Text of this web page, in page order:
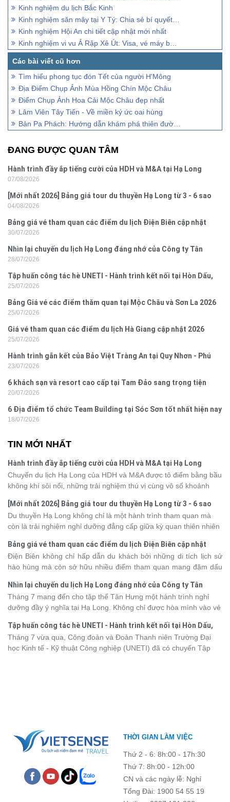
Kinh nghiệm du lịch Bắc Kinh
Kinh nghiệm săn mây tại Y Tý: Chia sẻ bí quyết thành công
Kinh nghiệm Hội An chi tiết cập nhật mới nhất
Kinh nghiệm vi vu Ả Rập Xê Út: Visa, vé máy bay, điểm thăm quan
Tìm hiểu phong tục đón Tết của người H'Mông
Địa Điểm Chụp Ảnh Mùa Hồng Chín Mộc Châu
Điểm Chụp Ảnh Hoa Cải Mộc Châu đẹp nhất
Lâm Viên Tây Tiến - Về miền ký ức oai hùng
Bản Pa Phách: Hướng dẫn khám phá thiên đường hoa
ĐANG ĐƯỢC QUAN TÂM
Hành trình đầy ắp tiếng cười của HDH và M&A tại Hạ Long
07/08/2026
[Mới nhất 2026] Bảng giá tour du thuyền Hạ Long từ 3 - 6 sao
04/08/2026
Bảng giá vé tham quan các điểm du lịch Điện Biên cập nhật
2026
30/07/2026
Nhìn lại chuyến du lịch Hạ Long đáng nhớ của Công ty Tân
Hưng 2026
28/07/2026
Tập huấn công tác hè UNETI - Hành trình kết nối tại Hòn Dấu,
Đồ Sơn
25/07/2026
Bảng Giá vé các điểm thăm quan tại Mộc Châu và Sơn La 2026
25/07/2026
Giá vé tham quan các điểm du lịch Hà Giang cập nhật 2026
25/07/2026
Hành trình gắn kết của Bảo Việt Tràng An tại Quy Nhơn - Phú
Yên
23/07/2026
6 khách sạn và resort cao cấp tại Tam Đảo sang trọng tiện
nghi
20/07/2026
6 Địa điểm tổ chức Team Building tại Sóc Sơn tốt nhất hiện nay
18/07/2026
TIN MỚI NHẤT
Hành trình đầy ắp tiếng cười của HDH và M&A tại Hạ Long
Chuyến du lịch Hạ Long của HDH và M&A được tô điểm bằng bầu
không khí sôi nổi, những trải nghiệm thú vị cùng vô số khoảnh
phút giây đồng hành bên nhau, tất cả đã tạo nên một chuyến đi
tràn đầy cảm xúc và dấu ấn khó quên.
[Mới nhất 2026] Bảng giá tour du thuyền Hạ Long từ 3 - 6 sao
Du thuyền Hạ Long không chỉ là một hành trình tham quan mà
còn là trải nghiệm nghỉ dưỡng đẳng cấp giữa kỳ quan thiên nhiên
khác nhau, khiến nhiều du khách băn khoăn khi lựa chọn. Bài viết
dưới đây sẽ cập nhật bảng giá tour du thuyền Hạ Long mới nhất
2026 từ 3 - 6 sao, giúp bạn dễ dàng so sánh và tìm được hành
trình phù hợp với nhu cầu cũng như ngân sách.
Bảng giá vé tham quan các điểm du lịch Điện Biên cập nhật
2026
Điện Biên không chỉ hấp dẫn du khách bởi những di tích lịch sử
hào hùng mà còn sở hữu nhiều điểm tham quan mang đậm dấu
phá vùng đất này, việc cập nhật trước giá vé sẽ giúp bạn chủ
động hơn trong lịch trình và chi phí. Cùng Vietsense Travel tham
khảo bảng giá vé tham quan các điểm du lịch Điện Biênmới nhất
năm 2026 ngay dưới đây.
Nhìn lại chuyến du lịch Hạ Long đáng nhớ của Công ty Tân
Hưng 2026
Tháng 7 mang đến cho tập thể Tân Hưng một hành trình nghỉ
dưỡng đầy ý nghĩa tại Hạ Long. Không chỉ được hòa mình vào vẻ
kết, sẻ chia và lưu giữ nhiều khoảnh khắc đáng nhớ. Hãy cùng
nhìn lại chuyến đi ngập tràn niềm vui và những trải nghiệm khó
quên.
Tập huấn công tác hè UNETI - Hành trình kết nối tại Hòn Dấu,
Đồ Sơn
Tháng 7 vừa qua, Công đoàn và Đoàn Thanh niên Trường Đại
học Kinh tế - Kỹ thuật Công nghiệp (UNETI) đã có chuyến Tập
THỜI GIAN LÀM VIỆC
Thứ 2 - 6: 8h:00 - 17h:30
Thứ 7: 8h:00 - 12h:00
CN và các ngày lễ: Nghỉ
Tổng Đài: 1900 54 55 19